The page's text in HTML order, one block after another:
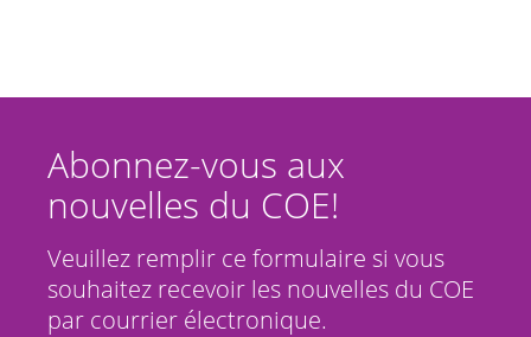
Abonnez-vous aux
nouvelles du COE!
Veuillez remplir ce formulaire si vous
souhaitez recevoir les nouvelles du COE
par courrier électronique.